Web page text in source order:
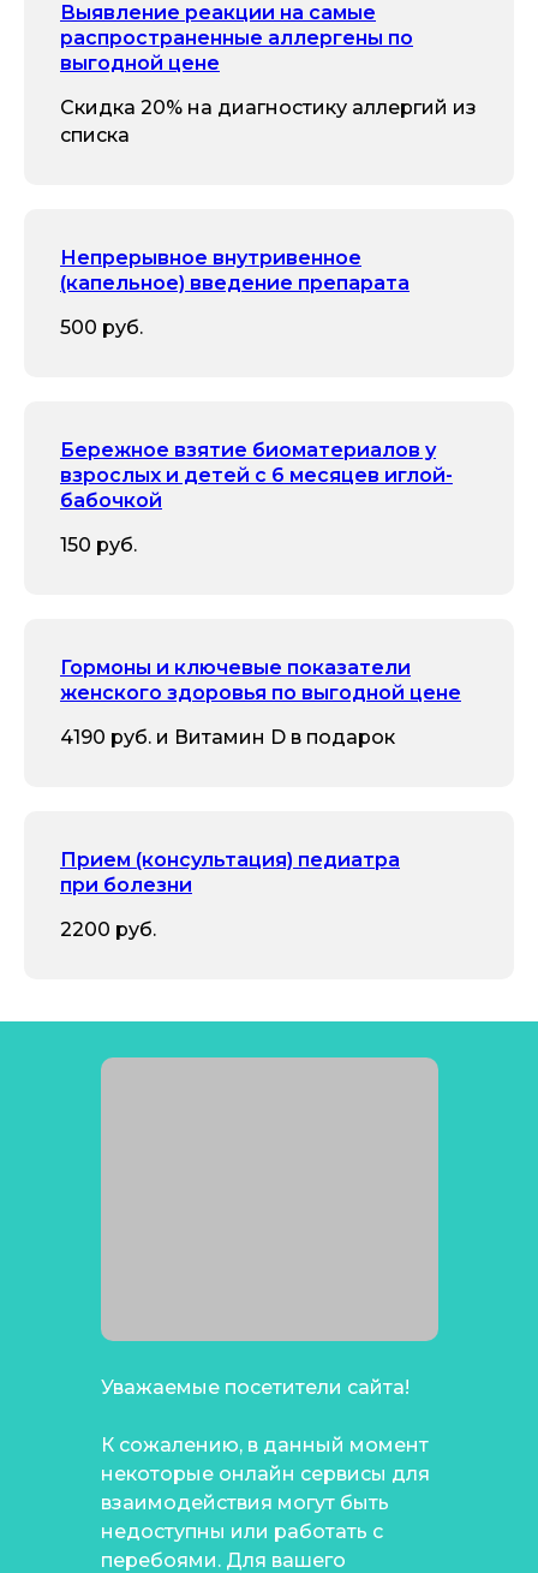
Выявление реакции на самые
распространенные аллергены по
выгодной цене
Скидка 20% на диагностику аллергий из
списка
Непрерывное внутривенное
(капельное) введение препарата
500 руб.
Бережное взятие биоматериалов у
взрослых и детей с 6 месяцев иглой-
бабочкой
150 руб.
Гормоны и ключевые показатели
женского здоровья по выгодной цене
4190 руб. и Витамин D в подарок
Прием (консультация) педиатра
при болезни
2200 руб.
Уважаемые посетители сайта!
К сожалению, в данный момент
некоторые онлайн сервисы для
взаимодействия могут быть
недоступны или работать с
перебоями. Для вашего